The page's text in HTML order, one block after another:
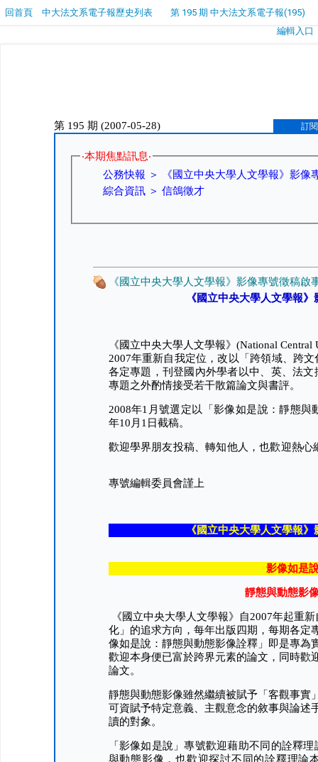
回首頁 中大法文系電子報歷史列表
第 195 期 中大法文系電子報(195)
編輯入口